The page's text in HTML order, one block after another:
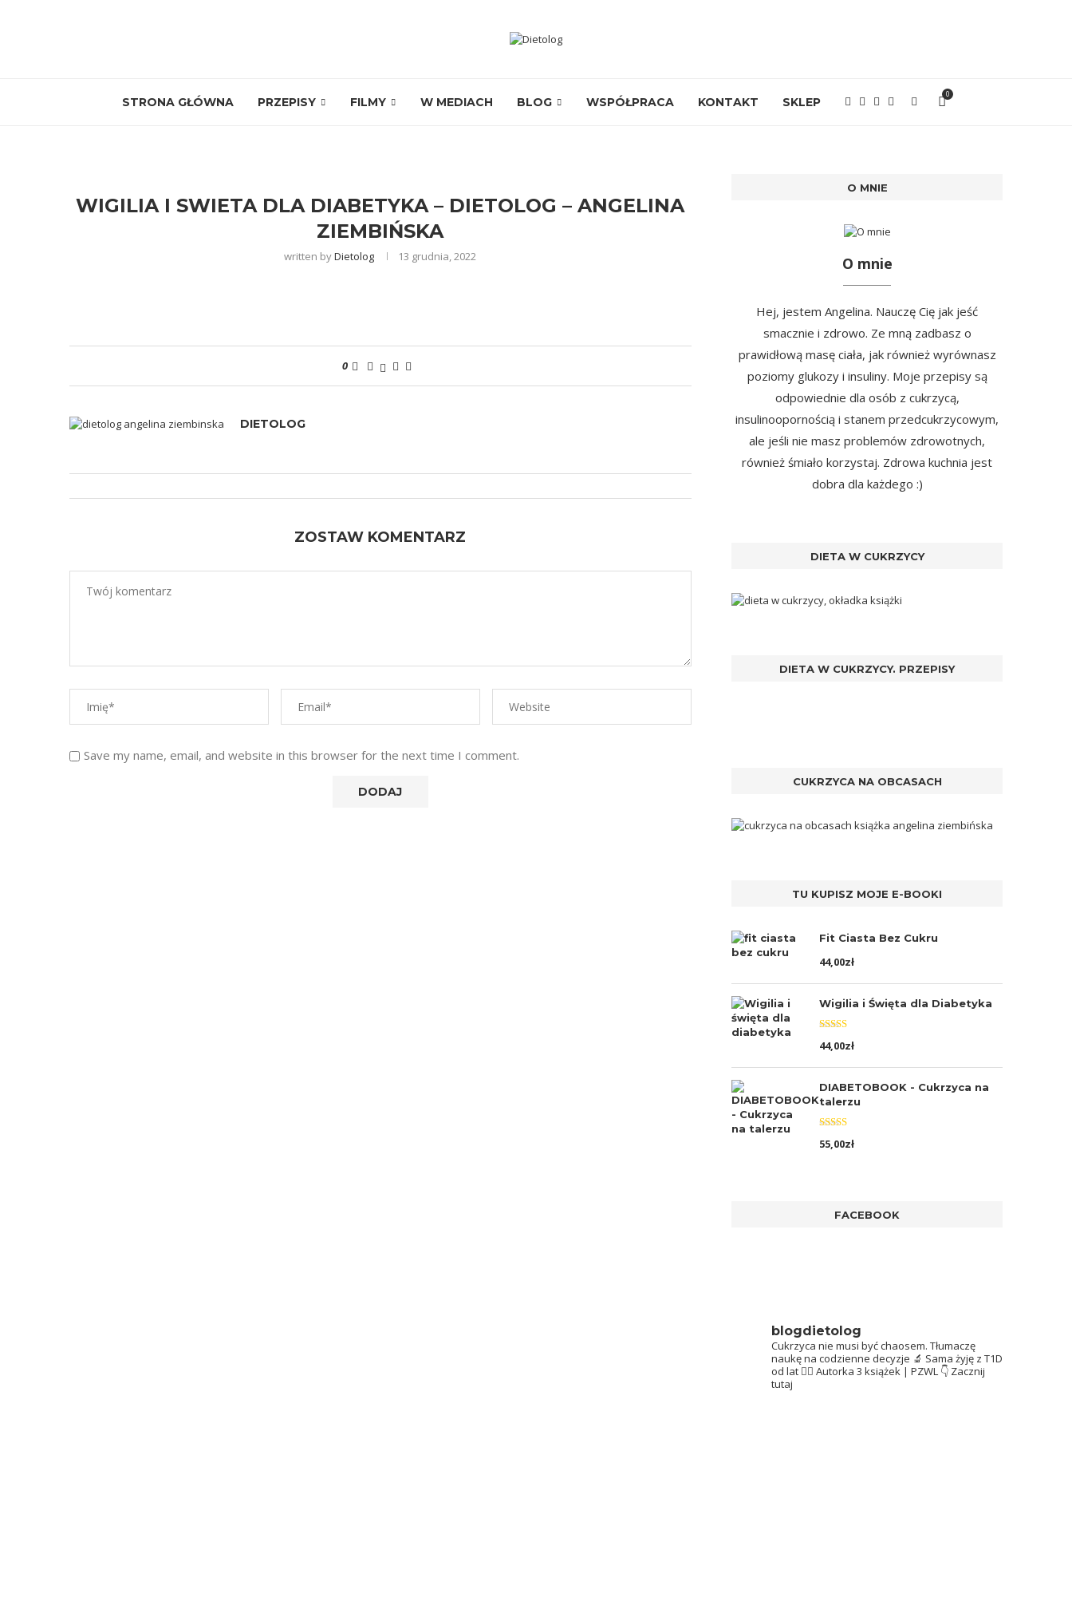
STRONA GŁÓWNA PRZEPISY FILMY W MEDIACH BLOG WSPÓŁPRACA KONTAKT SKLEP
0
WIGILIA I SWIETA DLA DIABETYKA – DIETOLOG – ANGELINA
ZIEMBIŃSKA
written byDietolog 13 grudnia, 2022
0
DIETOLOG
ZOSTAW KOMENTARZ
Save my name, email, and website in this browser for the next time I comment.
O MNIE
O mnie
Hej, jestem Angelina. Nauczę Cię jak jeść
smacznie i zdrowo. Ze mną zadbasz o
prawidłową masę ciała, jak również wyrównasz
poziomy glukozy i insuliny. Moje przepisy są
odpowiednie dla osób z cukrzycą,
insulinoopornością i stanem przedcukrzycowym,
ale jeśli nie masz problemów zdrowotnych,
również śmiało korzystaj. Zdrowa kuchnia jest
dobra dla każdego :)
DIETA W CUKRZYCY
DIETA W CUKRZYCY. PRZEPISY
CUKRZYCA NA OBCASACH
TU KUPISZ MOJE E-BOOKI
Fit Ciasta Bez Cukru
44,00zł
Wigilia i Święta dla Diabetyka
Oceniono
5.00na 5
44,00zł
DIABETOBOOK - Cukrzyca na
talerzu
Oceniono
5.00na 5
55,00zł
FACEBOOK
blogdietolog
Cukrzyca nie musi być chaosem. Tłumaczę
naukę na codzienne decyzje 🔬 Sama żyję z T1D
od lat 👩‍⚕️ Autorka 3 książek | PZWL 👇 Zacznij
tutaj